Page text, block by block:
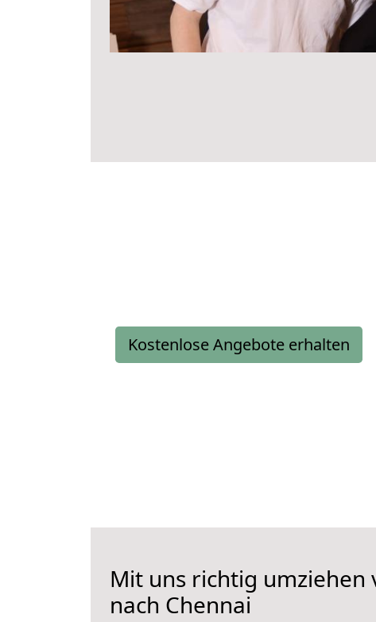
Kostenlose Angebote erhalten
Mit uns richtig umziehen
nach Chennai